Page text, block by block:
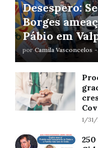
Desespero:
Borges
Pábio em
por Camila Vasconcelos -
1/31/